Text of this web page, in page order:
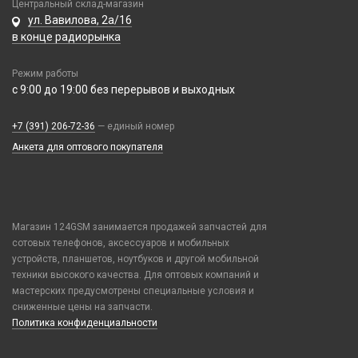
Xiaomi / Redmi / Poco
iPhone / Watch / MacBook / AirTag / Pencil
Держатели для карт
Держатели для карт
Попсокеты / Кольца / Шнурки
Чехлы для наушников
Чехлы для планшетов
Батарейка 23A
Батарейка 25A
Батарейка 476A (4LR44)
Батарейка AA (LR06)
Батарейка AAA (LR03)
Элемент литиевый
Элемент марганцево-щелочной
Элемент серебряно-цинковый
Центральный склад-магазин
ул. Вавилова, 2а/16
в конце радиорынка
Режим работы
с 9:00 до 19:00 без перерывов и выходных
+7 (391) 206-72-36 — единый номер
Анкета для оптового покупателя
Магазин 124GSM занимается продажей запчастей для
сотовых телефонов, аксессуаров и мобильных
устройств, планшетов, ноутбуков и другой мобильной
техники высокого качества. Для оптовых компаний и
мастерских предусмотрены специальные условия и
сниженные цены на запчасти.
Политика конфиденциальности